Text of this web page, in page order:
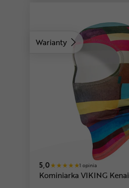
Warianty
5,0 1 opinia
Kominiarka VIKING Kenai